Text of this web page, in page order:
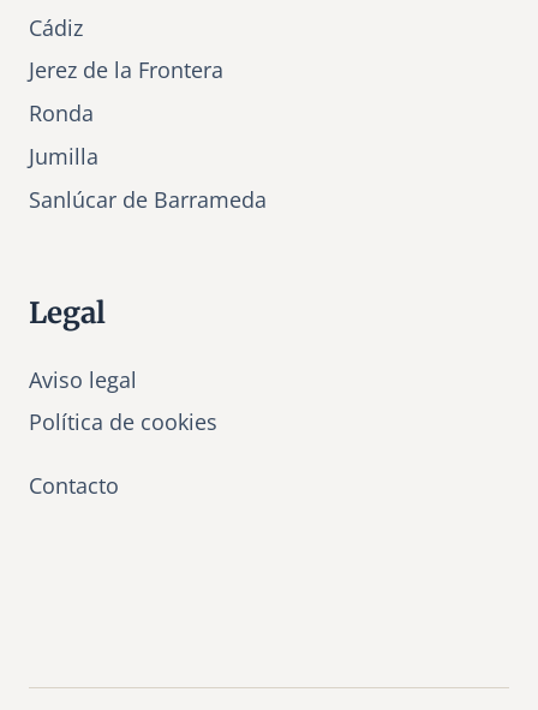
Cádiz
Jerez de la Frontera
Ronda
Jumilla
Sanlúcar de Barrameda
Legal
Aviso legal
Política de cookies
Contacto